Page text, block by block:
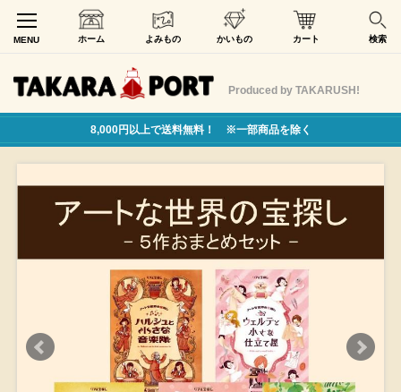
MENU ホーム よみもの かいもの カート 検索
Produced by TAKARUSH!
8,000円以上で送料無料！ ※一部商品を除く